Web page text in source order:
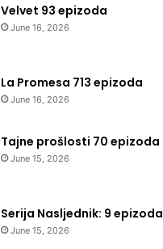
Velvet 93 epizoda
June 16, 2026
La Promesa 713 epizoda
June 16, 2026
Tajne prošlosti 70 epizoda
June 15, 2026
Serija Nasljednik: 9 epizoda
June 15, 2026